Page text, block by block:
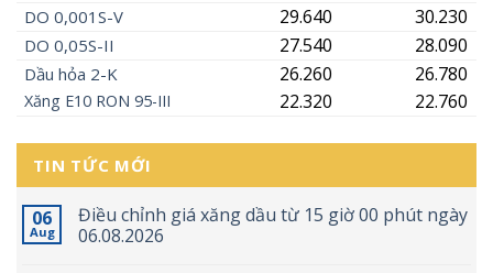
DO 0,001S-V 30.230
29.640
DO 0,05S-II 28.090
27.540
Dầu hỏa 2-K 26.780
26.260
Xăng E10 RON 95-III 22.760
22.320
TIN TỨC MỚI
06
Aug
Điều chỉnh giá xăng dầu từ 15 giờ 00 phút ngày
06.08.2026